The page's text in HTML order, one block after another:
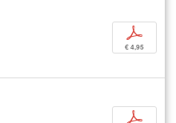
p
€ 4,95
p